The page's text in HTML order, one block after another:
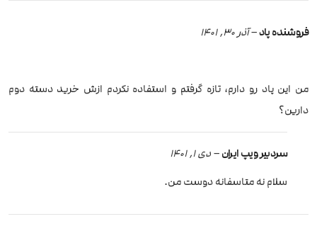
فروشنده پاد–آذر 30, 1401
من این پاد رو دارم، تازه گرفتم و استفاده نکردم ازش خرید دسته دوم
دارین؟
سردبیر ویپ ایران– دی 1, 1401
سلام نه متاسفانه دوست من.